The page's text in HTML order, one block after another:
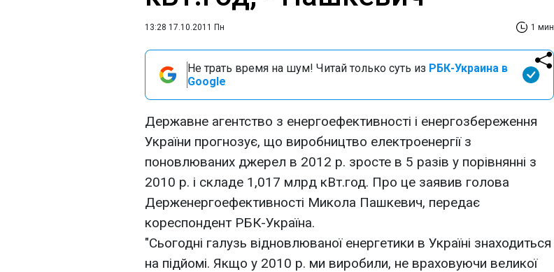
13:28 17.10.2011 Пн 1 мин
Не трать время на шум! Читай только суть из РБК-Украина в
Google
Державне агентство з енергоефективності і енергозбереження
України прогнозує, що виробництво електроенергії з
поновлюваних джерел в 2012 р. зросте в 5 разів у порівнянні з
2010 р. і складе 1,017 млрд кВт.год. Про це заявив голова
Держенергоефективності Микола Пашкевич, передає
кореспондент РБК-Україна.
"Сьогодні галузь відновлюваної енергетики в Україні знаходиться
на підйомі. Якщо у 2010 р. ми виробили, не враховуючи великої